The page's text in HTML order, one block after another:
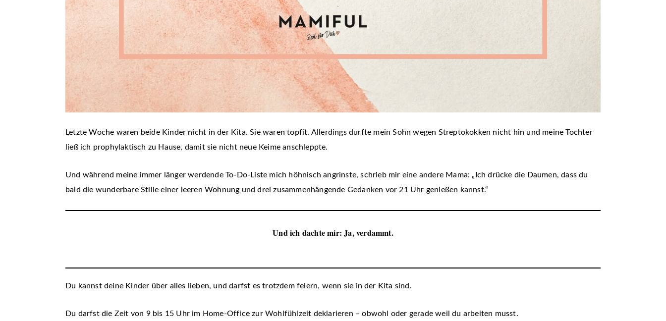
Letzte Woche waren beide Kinder nicht in der Kita. Sie waren topfit. Allerdings durfte mein Sohn wegen Streptokokken nicht hin und meine Tochter
ließ ich prophylaktisch zu Hause, damit sie nicht neue Keime anschleppte.
Und während meine immer länger werdende To-Do-Liste mich höhnisch angrinste, schrieb mir eine andere Mama: „Ich drücke die Daumen, dass du
bald die wunderbare Stille einer leeren Wohnung und drei zusammenhängende Gedanken vor 21 Uhr genießen kannst.“
Und ich dachte mir: Ja, verdammt.
Du kannst deine Kinder über alles lieben, und darfst es trotzdem feiern, wenn sie in der Kita sind.
Du darfst die Zeit von 9 bis 15 Uhr im Home-Office zur Wohlfühlzeit deklarieren – obwohl oder gerade weil du arbeiten musst.